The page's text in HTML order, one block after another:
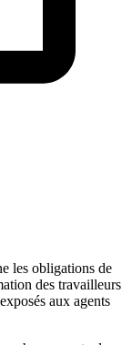
les obligations de
des travailleurs
aux agents